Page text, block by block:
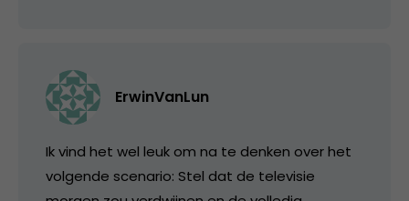
ErwinVanLun
Ik vind het wel leuk om na te denken over het
volgende scenario: Stel dat de televisie